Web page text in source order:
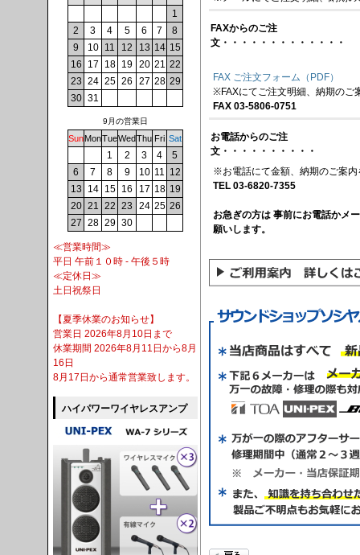
FAXからのご注
文・・・・・・・・・・・・・
FAX ご注文フォーム（PDF）
※FAXにてご注文明細、納期のご
FAX 03-5806-0751
お電話からのご注
文・・・・・・・・・・
※お電話にて金額、納期のご案内
TEL 03-6820-7355
お急ぎの方は 事前にお電話かメ
願いします。
1
2
3 4 5 6 7
8
9
10 11 12 13 14 15
16
17 18 19 20 21 22
23 24 25 26 27 28 29
30 31
9月の営業日
SunMonTueWedThu Fri Sat
1 2 3 4
5
6
7 8 9 10 11 12
13
14 15 16 17 18 19
20 21 22 23 24 25 26
27 28 29 30
≪営業時間≫
平日 午前１０時 - 午後５時
≪定休日≫
土日祝祭日
【夏季休業のお知らせ】
営業日 2026年8月10日まで
休業期間 2026年8月11日から8月
16日
8月17日から通常営業致します。
ハイパワーワイヤレスアンプ